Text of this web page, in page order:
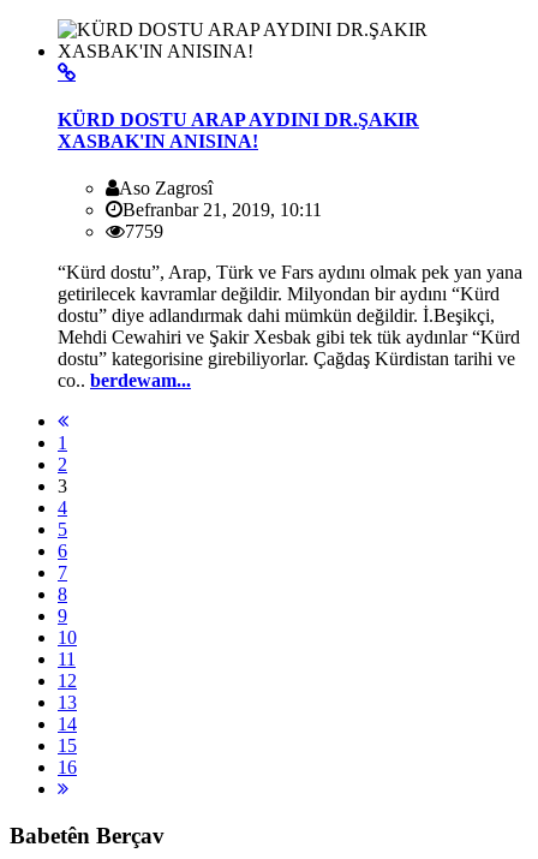
KÜRD DOSTU ARAP AYDINI DR.ŞAKIR
XASBAK'IN ANISINA!
Aso Zagrosî
Befranbar 21, 2019, 10:11
7759
“Kürd dostu”, Arap, Türk ve Fars aydını olmak pek yan yana
getirilecek kavramlar değildir. Milyondan bir aydını “Kürd
dostu” diye adlandırmak dahi mümkün değildir. İ.Beşikçi,
Mehdi Cewahiri ve Şakir Xesbak gibi tek tük aydınlar “Kürd
dostu” kategorisine girebiliyorlar. Çağdaş Kürdistan tarihi ve
co.. berdewam...
1
2
3
4
5
6
7
8
9
10
11
12
13
14
15
16
Babetên Berçav